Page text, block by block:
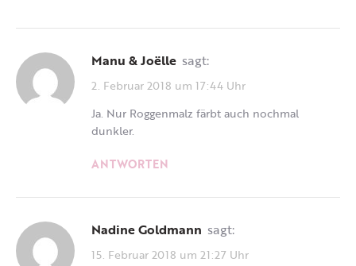
Manu & Joëlle sagt:
2. Februar 2018 um 17:44 Uhr
Ja. Nur Roggenmalz färbt auch nochmal
dunkler.
ANTWORTEN
Nadine Goldmann sagt:
15. Februar 2018 um 21:27 Uhr